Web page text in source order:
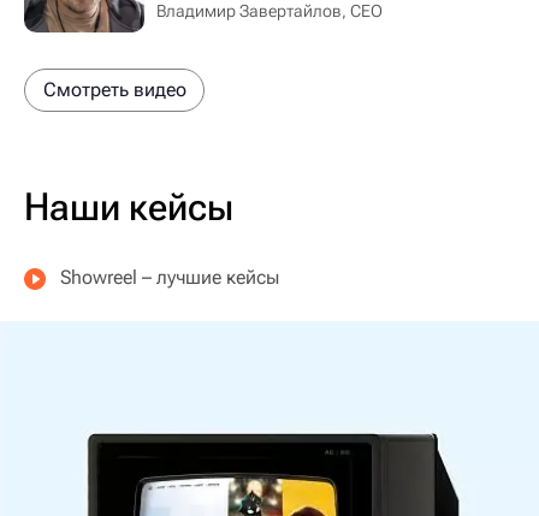
Владимир Завертайлов, СЕО
Смотреть видео
Наши кейсы
Showreel – лучшие кейсы